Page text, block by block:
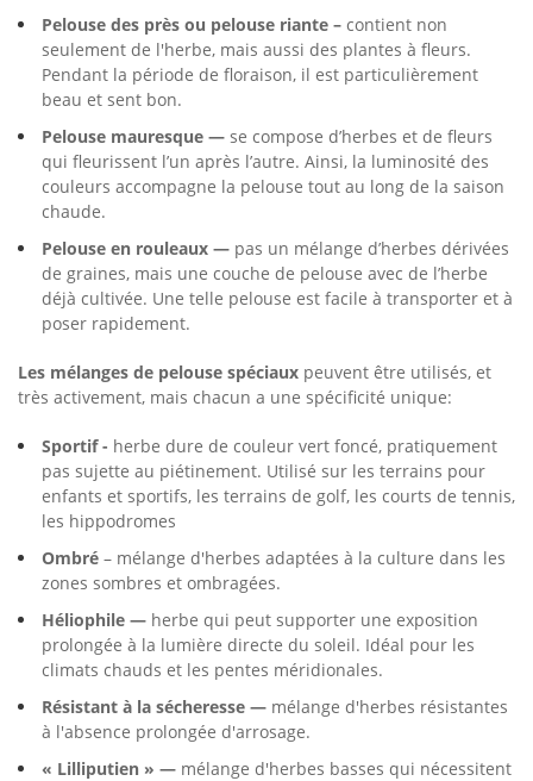
Pelouse des près ou pelouse riante – contient non
seulement de l'herbe, mais aussi des plantes à fleurs.
Pendant la période de floraison, il est particulièrement
beau et sent bon.
Pelouse mauresque — se compose d’herbes et de fleurs
qui fleurissent l’un après l’autre. Ainsi, la luminosité des
couleurs accompagne la pelouse tout au long de la saison
chaude.
Pelouse en rouleaux — pas un mélange d’herbes dérivées
de graines, mais une couche de pelouse avec de l’herbe
déjà cultivée. Une telle pelouse est facile à transporter et à
poser rapidement.
Les mélanges de pelouse spéciaux peuvent être utilisés, et
très activement, mais chacun a une spécificité unique:
Sportif - herbe dure de couleur vert foncé, pratiquement
pas sujette au piétinement. Utilisé sur les terrains pour
enfants et sportifs, les terrains de golf, les courts de tennis,
les hippodromes
Ombré – mélange d'herbes adaptées à la culture dans les
zones sombres et ombragées.
Héliophile — herbe qui peut supporter une exposition
prolongée à la lumière directe du soleil. Idéal pour les
climats chauds et les pentes méridionales.
Résistant à la sécheresse — mélange d'herbes résistantes
à l'absence prolongée d'arrosage.
« Lilliputien » — mélange d'herbes basses qui nécessitent